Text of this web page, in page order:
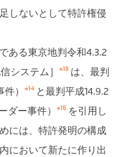
しないとして特許権侵
ある東京地判令和4.3.2
システム］※13 は、最判
件）※14 と最判平成14.9.2
ダー事件）※15 を引用し
には、特許発明の構成
において新たに作り出